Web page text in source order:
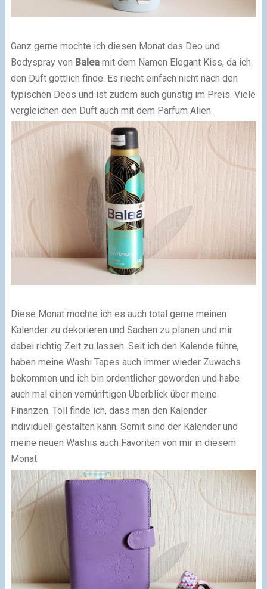
Ganz gerne mochte ich diesen Monat das Deo und
Bodyspray von Baleamit dem Namen Elegant Kiss, da ich
den Duft göttlich finde. Es riecht einfach nicht nach den
typischen Deos und ist zudem auch günstig im Preis. Viele
vergleichen den Duft auch mit dem Parfum Alien.
Diese Monat mochte ich es auch total gerne meinen
Kalender zu dekorieren und Sachen zu planen und mir
dabei richtig Zeit zu lassen. Seit ich den Kalende führe,
haben meine Washi Tapes auch immer wieder Zuwachs
bekommen und ich bin ordentlicher geworden und habe
auch mal einen vernünftigen Überblick über meine
Finanzen. Toll finde ich, dass man den Kalender
individuell gestalten kann. Somit sind der Kalender und
meine neuen Washis auch Favoriten von mir in diesem
Monat.